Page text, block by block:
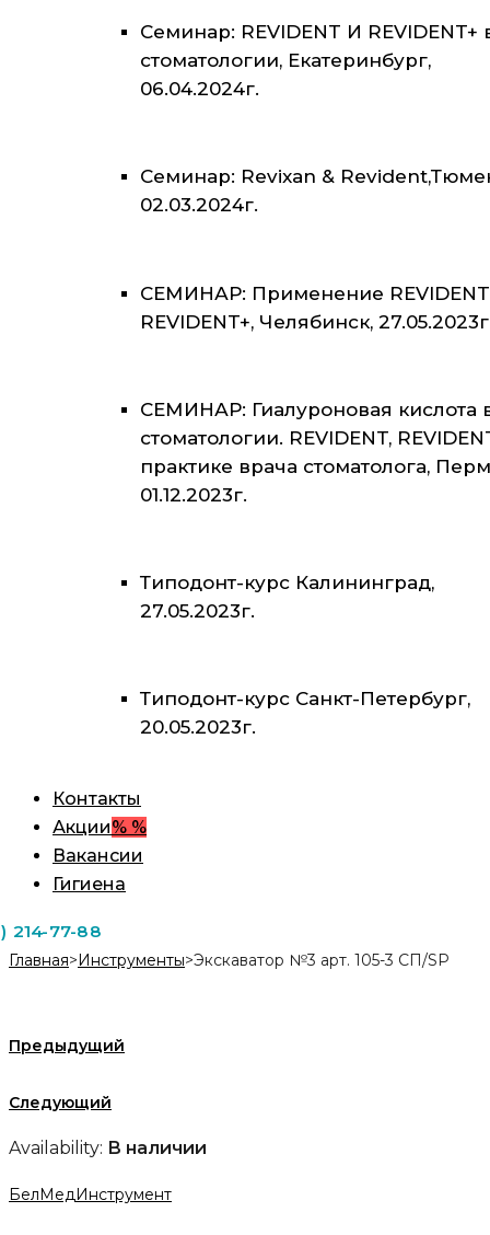
Семинар: REVIDENT И REVIDENT+
стоматологии, Екатеринбург,
06.04.2024г.
Семинар: Revixan &
02.03.2024г.
СЕМИНАР: Применение
REVIDENT+, Челябинск,
СЕМИНАР: Гиалуроновая кислота
стоматологии. REVIDENT,
практике врача стоматолога,
01.12.2023г.
Типодонт-курс Калининград,
27.05.2023г.
Типодонт-курс Санкт-Петербург,
20.05.2023г.
Контакты
Акции% %
Вакансии
Гигиена
214-77-88
Главная> Инструменты>Экскаватор №3 арт. 105-3 СП/SP
Предыдущий
Следующий
Availability: В наличии
БелМедИнструмент